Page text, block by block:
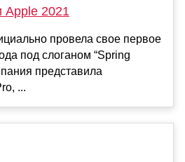
Apple 2021
провела свое первое
под слоганом “Spring
представила
...